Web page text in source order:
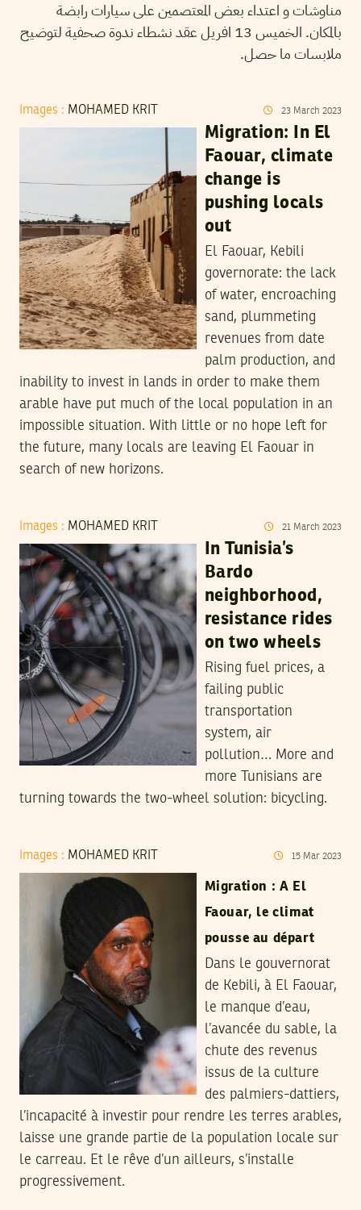
مناوشات و اعتداء بعض المعتصمين على سيارات رابضة
بالمكان. الخميس 13 افريل عقد نشطاء ندوة صحفية لتوضيح
ملابسات ما حصل.
Images : MOHAMED KRIT 23 March 2023
Migration: In El
Faouar, climate
change is
pushing locals
out
El Faouar, Kebili
governorate: the lack
of water, encroaching
sand, plummeting
revenues from date
palm production, and
inability to invest in lands in order to make them
arable have put much of the local population in an
impossible situation. With little or no hope left for
the future, many locals are leaving El Faouar in
search of new horizons.
Images : MOHAMED KRIT 21 March 2023
In Tunisia’s
Bardo
neighborhood,
resistance rides
on two wheels
Rising fuel prices, a
failing public
transportation
system, air
pollution… More and
more Tunisians are
turning towards the two-wheel solution: bicycling.
Images : MOHAMED KRIT 15 Mar 2023
Migration : A El
Faouar, le climat
pousse au départ
Dans le gouvernorat
de Kebili, à El Faouar,
le manque d’eau,
l’avancée du sable, la
chute des revenus
issus de la culture
des palmiers-dattiers,
l’incapacité à investir pour rendre les terres arables,
laisse une grande partie de la population locale sur
le carreau. Et le rêve d’un ailleurs, s’installe
progressivement.